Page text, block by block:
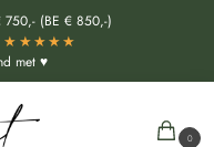
750,- (BE € 850,-)
★★★★★
met ♥
0